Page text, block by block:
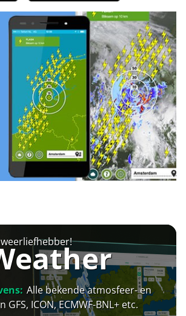
Alle bekende atmosfeer- en
ICON, ECMWF-BNL+ etc.